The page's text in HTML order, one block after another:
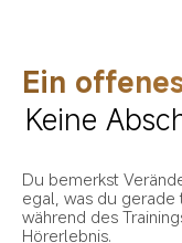
Ein
Keine
Du bemerkst
egal, was du
während des
Hörerlebnis.